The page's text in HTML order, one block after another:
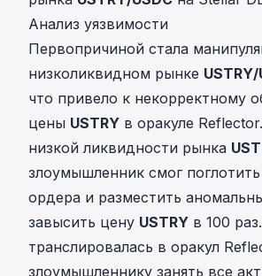
Анализ уязвимости
Первопричиной стала
низколиквидном рынке USTRY/
что привело к некорректному
цены USTRY в оракуле
низкой ликвидности рынка
злоумышленник смог
ордера и разместить
завысить цену USTRY в 100
транслировалась в оракул
злоумышленнику занять все